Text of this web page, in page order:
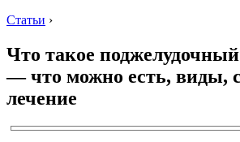
Статьи ›
Что такое
— что можно есть, виды,
лечение